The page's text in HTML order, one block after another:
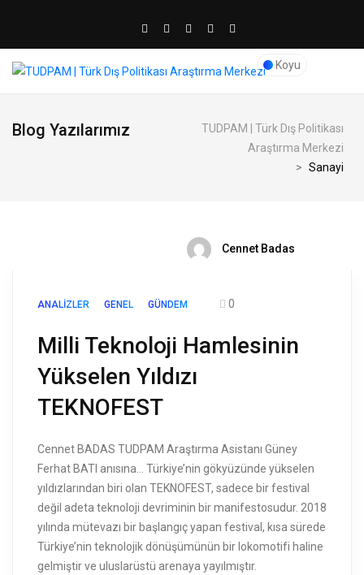
Koyu
Blog Yazılarımız
TUDPAM | Türk Dış Politikası
Araştırma Merkezi
> Sanayi
Cennet Badas
ANALIZLER GENEL GÜNDEM 0
Milli Teknoloji Hamlesinin
Yükselen Yıldızı
TEKNOFEST
Cennet BADAS TUDPAM Araştırma Asistanı Güney
Ferhat BATI anısına… Türkiye’nin gökyüzünde yükselen
yıldızlarından biri olan TEKNOFEST, sadece bir festival
değil adeta teknoloji devriminin bir manifestosudur. 2018
yılında mütevazı bir başlangıç yapan festival, kısa sürede
Türkiye’nin teknolojik dönüşümünün bir lokomotifi haline
gelmiştir ve uluslarüstü arenaya yayılmıştır.